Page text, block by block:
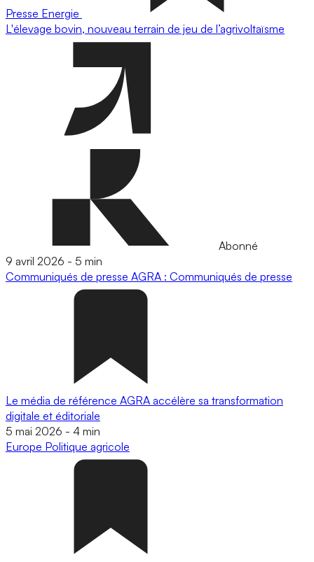
Presse Energie
L'élevage bovin, nouveau terrain de jeu de l’agrivoltaïsme
Abonné
9 avril 2026 - 5 min
Communiqués de presse AGRA : Communiqués de presse
Le média de référence AGRA accélère sa transformation
digitale et éditoriale
5 mai 2026 - 4 min
Europe Politique agricole